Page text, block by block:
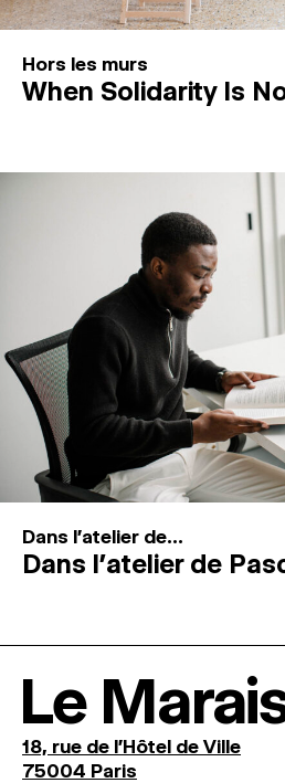
Hors les murs
When Solidarity Is
Dans l'atelier de...
Dans l’atelier de
Le
18, rue de l'Hôtel de Ville
75004 Paris